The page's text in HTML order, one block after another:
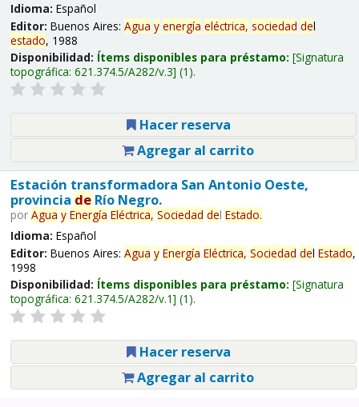
Idioma: Español
Editor: Buenos Aires: Agua y energía eléctrica, sociedad del
estado, 1988
Disponibilidad: Ítems disponibles para préstamo: Signatura
topográfica: 621.374.5/A282/v.3 (1).
Hacer reserva
Agregar al carrito
Estación transformadora San Antonio Oeste,
provincia deRío Negro.
por Agua y Energía Eléctrica, Sociedad del Estado.
Idioma: Español
Editor: Buenos Aires: Agua y Energía Eléctrica, Sociedad del Estado,
1998
Disponibilidad: Ítems disponibles para préstamo: Signatura
topográfica: 621.374.5/A282/v.1 (1).
Hacer reserva
Agregar al carrito